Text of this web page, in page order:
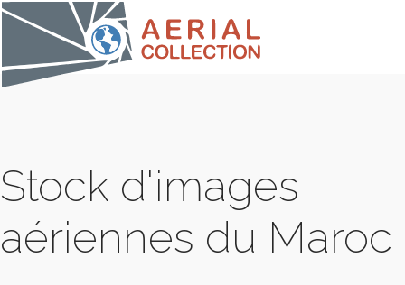
Stock d'images
aériennes du Maroc